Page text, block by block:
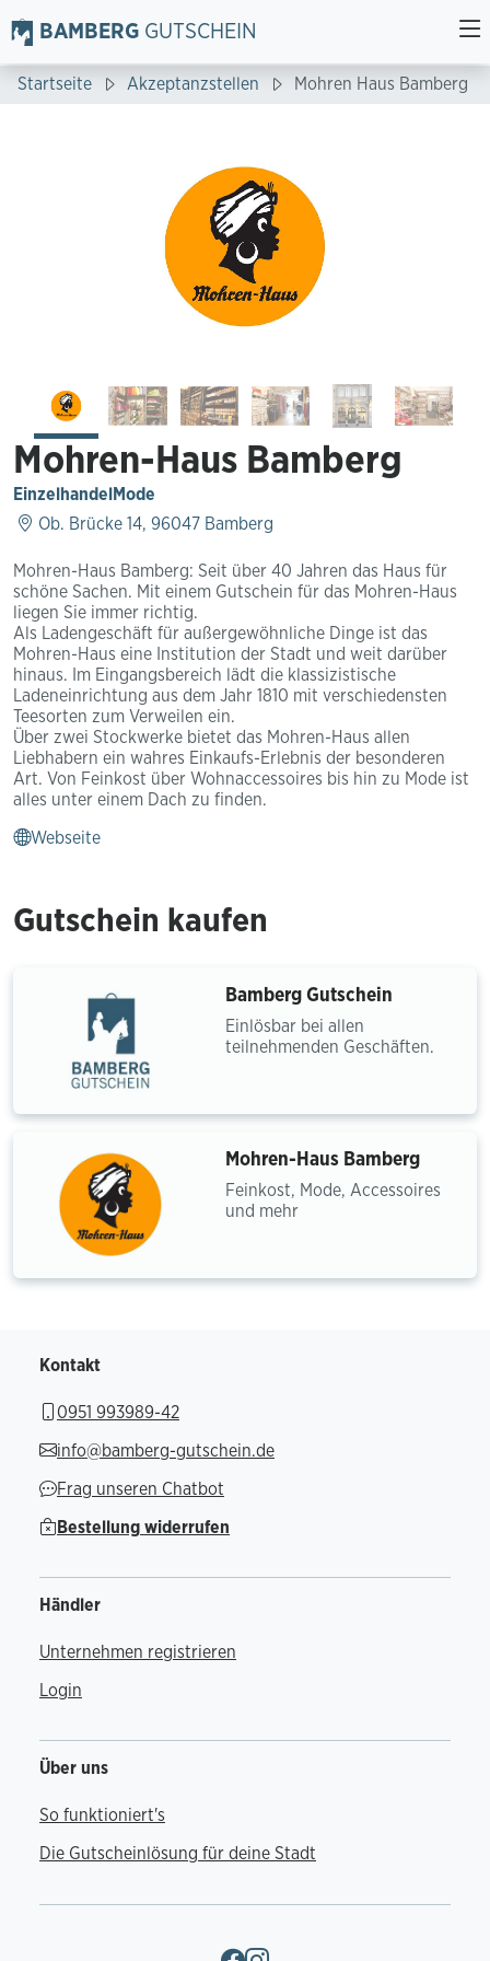
BAMBERG GUTSCHEIN
Startseite Akzeptanzstellen Mohren Haus Bamberg
Mohren-Haus Bamberg
Einzelhandel Mode
Ob. Brücke 14, 96047 Bamberg
Mohren-Haus Bamberg: Seit über 40 Jahren das Haus für
schöne Sachen. Mit einem Gutschein für das Mohren-Haus
liegen Sie immer richtig.
Als Ladengeschäft für außergewöhnliche Dinge ist das
Mohren-Haus eine Institution der Stadt und weit darüber
hinaus. Im Eingangsbereich lädt die klassizistische
Ladeneinrichtung aus dem Jahr 1810 mit verschiedensten
Teesorten zum Verweilen ein.
Über zwei Stockwerke bietet das Mohren-Haus allen
Liebhabern ein wahres Einkaufs-Erlebnis der besonderen
Art. Von Feinkost über Wohnaccessoires bis hin zu Mode ist
alles unter einem Dach zu finden.
Webseite
Gutschein kaufen
Bamberg Gutschein
Einlösbar bei allen
teilnehmenden Geschäften.
Mohren-Haus Bamberg
Feinkost, Mode, Accessoires
und mehr
Kontakt
0951 993989-42
info@bamberg-gutschein.de
Frag unseren Chatbot
Bestellung widerrufen
Händler
Unternehmen registrieren
Login
Über uns
So funktioniert's
Die Gutscheinlösung für deine Stadt